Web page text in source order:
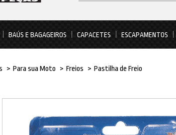
BAÚS E BAGAGEIROS CAPACETES ESCAPAMENTOS
> Para sua Moto > Freios > Pastilha de Freio